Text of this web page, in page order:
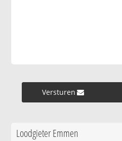
Versturen »
Loodgieter Emmen